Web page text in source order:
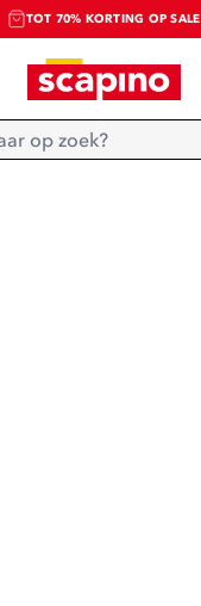
TOT 70% KORTING OP SALE
SALE: LAATSTE KANS!
SHOP NIEUW
Home